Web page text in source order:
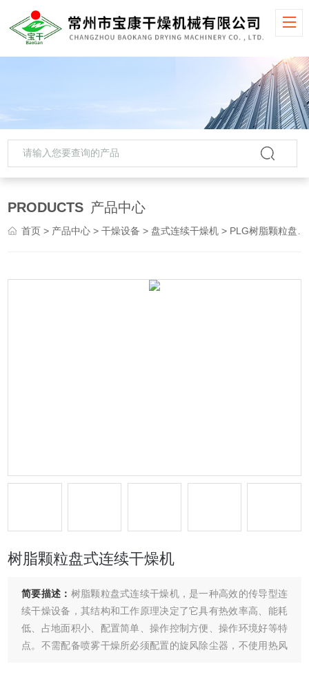
PRODUCTS 产品中心
首页 > 产品中心 >干燥设备 > 盘式连续干燥机 > PLG树脂颗粒盘式连续干燥机
树脂颗粒盘式连续干燥机
简要描述： 树脂颗粒盘式连续干燥机，是一种高效的传导型连
续干燥设备，其结构和工作原理决定了它具有热效率高、能耗
低、占地面积小、配置简单、操作控制方便、操作环境好等特
点。不需配备喷雾干燥所必须配置的旋风除尘器，不使用热风